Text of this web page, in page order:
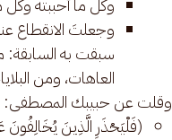
وكل ما أحببته
وجعلتَ الانقطاع
سبقت به السابقة:
العاهات، ومن
وقلت عن حبيبك المصطفى:
(فَلْيَحْذَرِ الَّذِينَ يُخَالِفُونَ